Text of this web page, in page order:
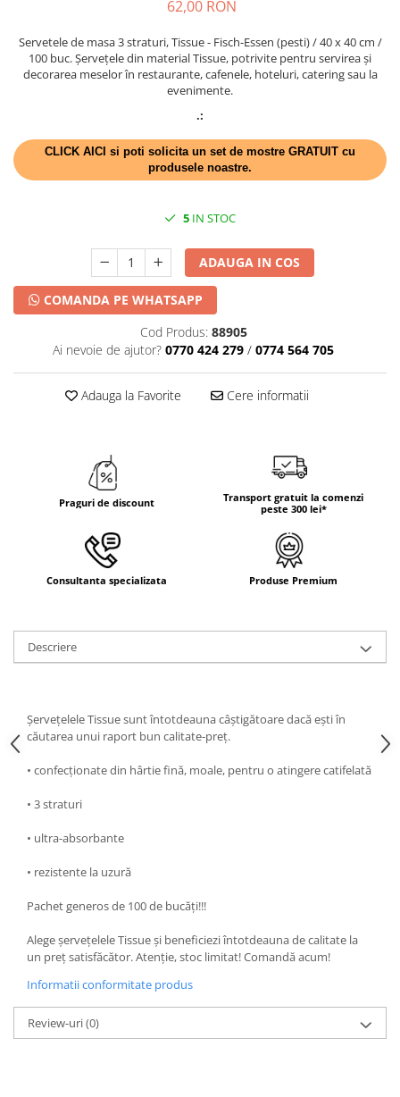
DECOR ZIUA ROMANIEI
DECOR CRACIUN & REVELION
DECOR TOAMNA
DECOR IARNA
TEMATICA FLORALA
DECOR OKTOBER FEST
DECOR BABY SHOWER
62,00 RON
Servetele de masa 3 straturi, Tissue - Fisch-Essen (pesti) / 40 x 40 cm /
100 buc. Șervețele din material Tissue, potrivite pentru servirea și
decorarea meselor în restaurante, cafenele, hoteluri, catering sau la
evenimente.
.:
CLICK AICI si poti solicita un set de mostre GRATUIT cu
produsele noastre.
5 IN STOC
ADAUGA IN COS
COMANDA PE WHATSAPP
Cod Produs: 88905
Ai nevoie de ajutor? 0770 424 279 / 0774 564 705
Adauga la Favorite Cere informatii
Praguri de discount
Transport gratuit la comenzi
peste 300 lei*
Consultanta specializata Produse Premium
Descriere
Șervețelele Tissue sunt întotdeauna câștigătoare dacă ești în
căutarea unui raport bun calitate-preț.
• confecționate din hârtie fină, moale, pentru o atingere catifelată
• 3 straturi
• ultra-absorbante
• rezistente la uzură
Pachet generos de 100 de bucăți!!!
Alege șervețelele Tissue și beneficiezi întotdeauna de calitate la
un preț satisfăcător. Atenție, stoc limitat! Comandă acum!
Informatii conformitate produs
Review-uri(0)